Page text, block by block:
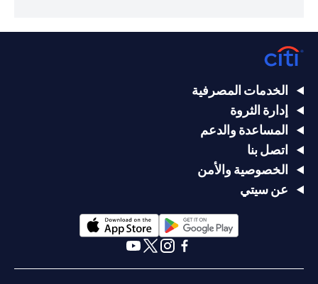
الخدمات المصرفية
إدارة الثروة
المساعدة والدعم
اتصل بنا
الخصوصية والأمن
عن سيتي
(opens in a new tab)